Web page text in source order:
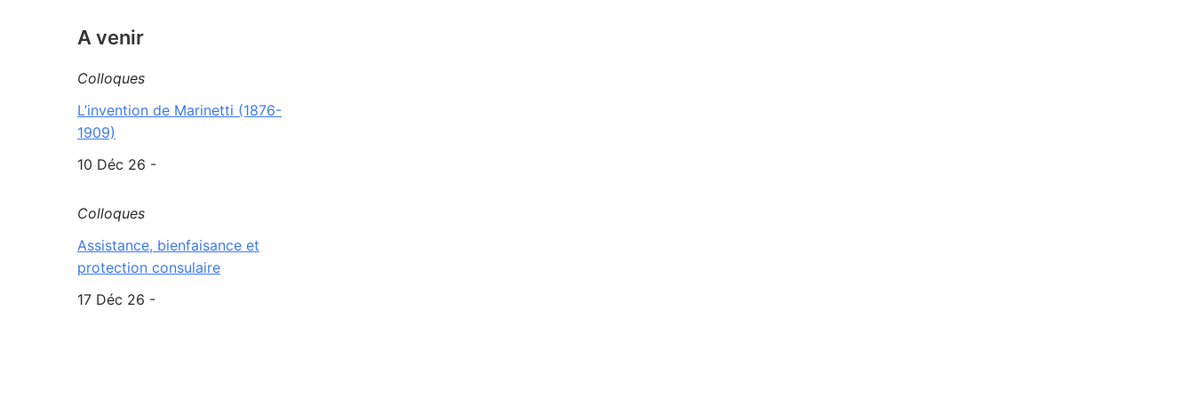
A venir
Colloques
L’invention de Marinetti (1876-
1909)
10 Déc 26 -
Colloques
Assistance, bienfaisance et
protection consulaire
17 Déc 26 -